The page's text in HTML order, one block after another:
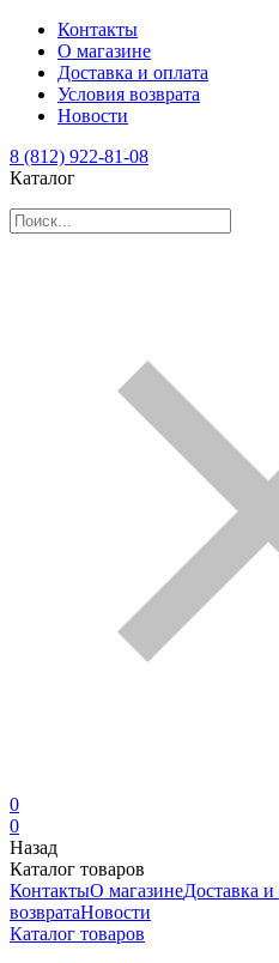
Контакты
О магазине
Доставка и оплата
Условия возврата
Новости
8 (812) 922-81-08
Каталог
0
0
Назад
Каталог товаров
КонтактыО магазинеДоставка и
возвратаНовости
Каталог товаров